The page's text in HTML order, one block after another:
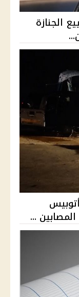
الجنازة
حادث أتوبيس
...